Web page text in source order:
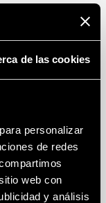
de las cookies
personalizar
de redes
web con
y análisis